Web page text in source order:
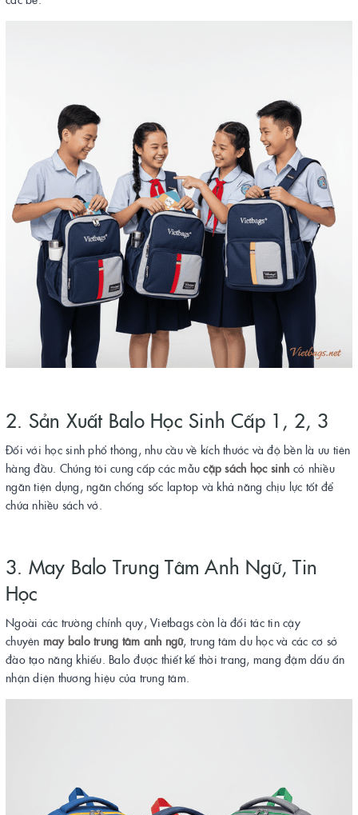
2. Sản Xuất Balo Học Sinh Cấp 1, 2, 3
Đối với học sinh phổ thông, nhu cầu về kích thước và độ bền là ưu tiên
hàng đầu. Chúng tôi cung cấp các mẫucặp sách học sinh có nhiều
ngăn tiện dụng, ngăn chống sốc laptop và khả năng chịu lực tốt để
chứa nhiều sách vở.
3. May Balo Trung Tâm Anh Ngữ, Tin
Học
Ngoài các trường chính quy, Vietbags còn là đối tác tin cậy
chuyên may balo trung tâm anh ngữ, trung tâm du học và các cơ sở
đào tạo năng khiếu. Balo được thiết kế thời trang, mang đậm dấu ấn
nhận diện thương hiệu của trung tâm.